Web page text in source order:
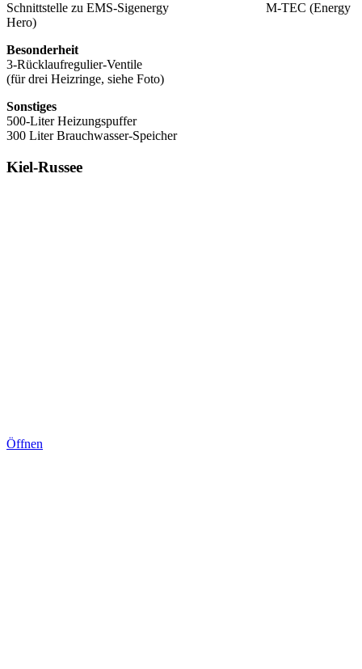
Schnittstelle zu EMS-Sigenergy M-TEC (Energy
Hero)
Besonderheit
3-Rücklaufregulier-Ventile
(für drei Heizringe, siehe Foto)
Sonstiges
500-Liter Heizungspuffer
300 Liter Brauchwasser-Speicher
Kiel-Russee
Öffnen